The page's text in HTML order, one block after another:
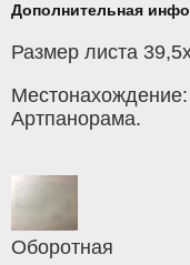
Дополнительная
Размер листа
Артпанорама.
Оборотная